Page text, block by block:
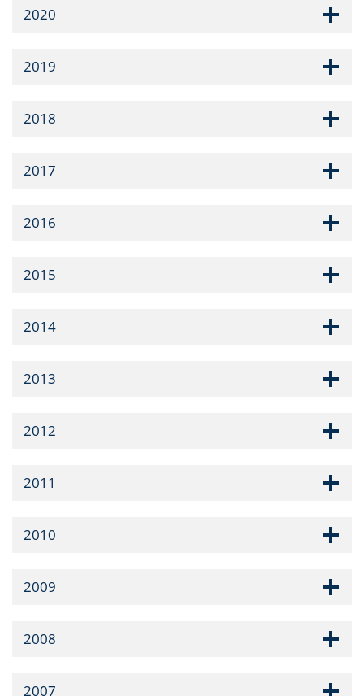
2020
2019
2018
2017
2016
2015
2014
2013
2012
2011
2010
2009
2008
2007